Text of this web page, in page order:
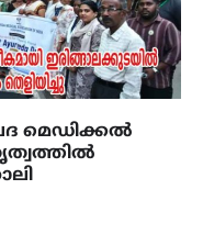
മെഡിക്കൽ